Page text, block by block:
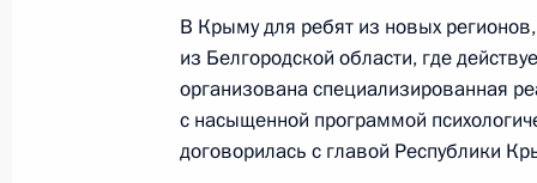
В законодательство внесено
лекарственного обеспечения лиц
жизнеугрожающими и
(орфанными) заболеваниями
В Крыму для ребят из новых
из Белгородской области, где
организована специализированная
с насыщенной программой
договорилась с главой Республики